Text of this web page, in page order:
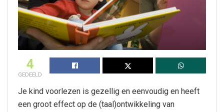
4
GEDEELD
Je kind voorlezen is gezellig en eenvoudig en heeft
een groot effect op de (taal)ontwikkeling van